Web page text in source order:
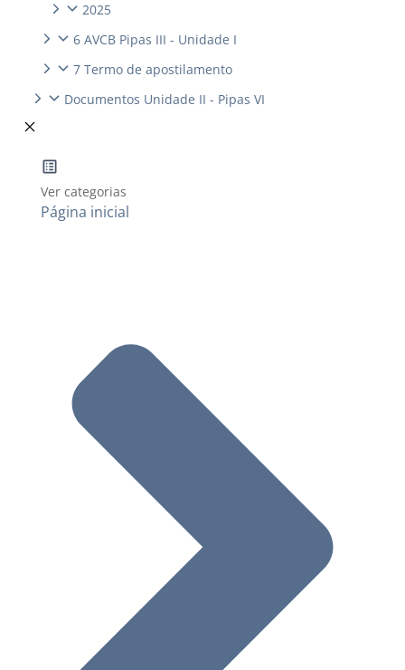
2025
6 AVCB Pipas III - Unidade I
7 Termo de apostilamento
Documentos Unidade II - Pipas VI
Ver categorias
Página inicial